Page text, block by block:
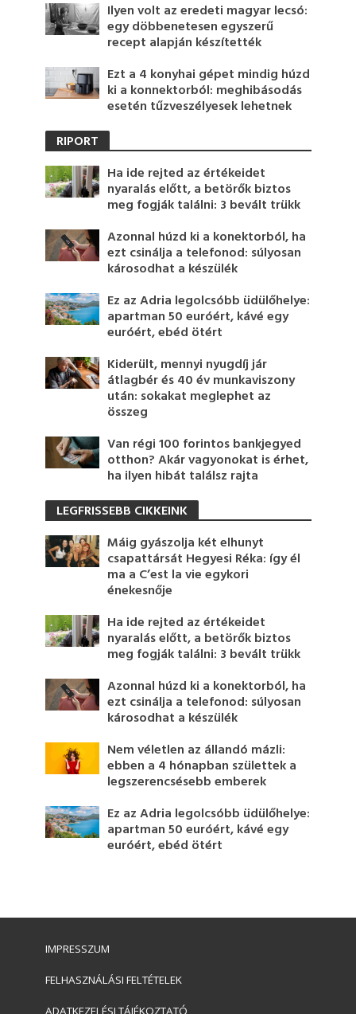
Ilyen volt az eredeti magyar lecsó:
egy döbbenetesen egyszerű
recept alapján készítették
Ezt a 4 konyhai gépet mindig húzd
ki a konnektorból: meghibásodás
esetén tűzveszélyesek lehetnek
RIPORT
Ha ide rejted az értékeidet
nyaralás előtt, a betörők biztos
meg fogják találni: 3 bevált trükk
Azonnal húzd ki a konektorból, ha
ezt csinálja a telefonod: súlyosan
károsodhat a készülék
Ez az Adria legolcsóbb üdülőhelye:
apartman 50 euróért, kávé egy
euróért, ebéd ötért
Kiderült, mennyi nyugdíj jár
átlagbér és 40 év munkaviszony
után: sokakat meglephet az
összeg
Van régi 100 forintos bankjegyed
otthon? Akár vagyonokat is érhet,
ha ilyen hibát találsz rajta
LEGFRISSEBB CIKKEINK
Máig gyászolja két elhunyt
csapattársát Hegyesi Réka: így él
ma a C’est la vie egykori
énekesnője
Ha ide rejted az értékeidet
nyaralás előtt, a betörők biztos
meg fogják találni: 3 bevált trükk
Azonnal húzd ki a konektorból, ha
ezt csinálja a telefonod: súlyosan
károsodhat a készülék
Nem véletlen az állandó mázli:
ebben a 4 hónapban születtek a
legszerencsésebb emberek
Ez az Adria legolcsóbb üdülőhelye:
apartman 50 euróért, kávé egy
euróért, ebéd ötért
IMPRESSZUM
FELHASZNÁLÁSI FELTÉTELEK
ADATKEZELÉSI TÁJÉKOZTATÓ